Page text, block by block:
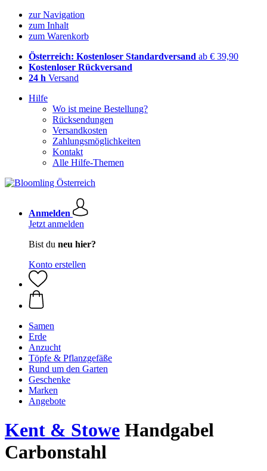
zur Navigation
zum Inhalt
zum Warenkorb
Österreich: Kostenloser Standardversand ab € 39,90
Kostenloser Rückversand
24 h Versand
Hilfe
Wo ist meine Bestellung?
Rücksendungen
Versandkosten
Zahlungsmöglichkeiten
Kontakt
Alle Hilfe-Themen
Anmelden
Jetzt anmelden
Bist du neu hier?
Konto erstellen
Samen
Erde
Anzucht
Töpfe & Pflanzgefäße
Rund um den Garten
Geschenke
Marken
Angebote
Kent & Stowe Handgabel
Carbonstahl